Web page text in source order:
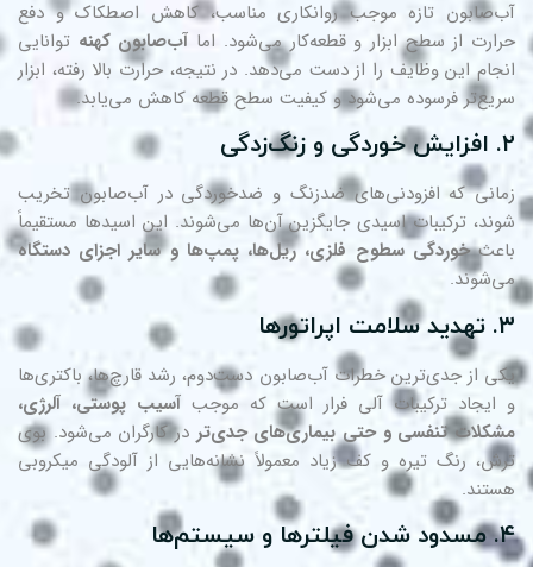
تازه موجب روانکاری مناسب، کاهش اصطکاک و دفع
از سطح ابزار و قطعه‌کار می‌شود. اما آب‌صابون کهنهتوانایی
این وظایف را از دست می‌دهد. در نتیجه، حرارت بالا رفته، ابزار
فرسوده می‌شود و کیفیت سطح قطعه کاهش می‌یابد.
که افزودنی‌های ضدزنگ و ضدخوردگی در آب‌صابون تخریب
ترکیبات اسیدی جایگزین آن‌ها می‌شوند. این اسیدها مستقیماً
خوردگی سطوح فلزی، ریل‌ها، پمپ‌ها و سایر اجزای دستگاه
از جدی‌ترین خطرات آب‌صابون دست‌دوم، رشد قارچ‌ها، باکتری‌ها
ترکیبات آلی فرار است که موجبآسیب پوستی، آلرژی،
تنفسی و حتی بیماری‌های جدی‌تردر کارگران می‌شود. بوی
رنگ تیره و کف زیاد معمولاً نشانه‌هایی از آلودگی میکروبی